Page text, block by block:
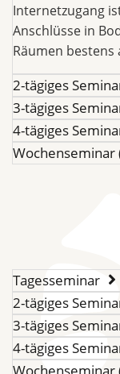
Internetzugang
Anschlüsse in
Räumen bestens
2-tägiges
3-tägiges
4-tägiges
Wochenseminar
Tagesseminar
2-tägiges
3-tägiges
4-tägiges